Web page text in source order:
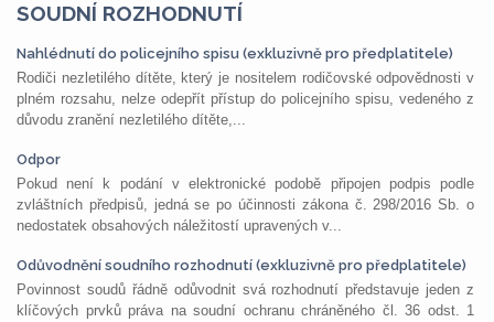
SOUDNÍ ROZHODNUTÍ
Nahlédnutí do policejního spisu (exkluzivně pro předplatitele)
Rodiči nezletilého dítěte, který je nositelem rodičovské odpovědnosti v
plném rozsahu, nelze odepřít přístup do policejního spisu, vedeného z
důvodu zranění nezletilého dítěte,...
Odpor
Pokud není k podání v elektronické podobě připojen podpis podle
zvláštních předpisů, jedná se po účinnosti zákona č. 298/2016 Sb. o
nedostatek obsahových náležitostí upravených v...
Odůvodnění soudního rozhodnutí (exkluzivně pro předplatitele)
Povinnost soudů řádně odůvodnit svá rozhodnutí představuje jeden z
klíčových prvků práva na soudní ochranu chráněného čl. 36 odst. 1